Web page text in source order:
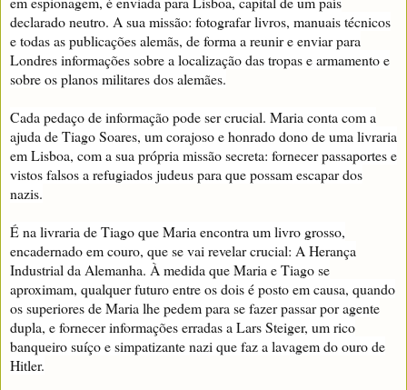
declarado neutro. A sua missão: fotografar livros, manuais técnicos
e todas as publicações alemãs, de forma a reunir e enviar para
Londres informações sobre a localização das tropas e armamento e
sobre os planos militares dos alemães.
Cada pedaço de informação pode ser crucial. Maria conta com a
ajuda de Tiago Soares, um corajoso e honrado dono de uma livraria
em Lisboa, com a sua própria missão secreta: fornecer passaportes e
vistos falsos a refugiados judeus para que possam escapar dos
nazis.
É na livraria de Tiago que Maria encontra um livro grosso,
encadernado em couro, que se vai revelar crucial: A Herança
Industrial da Alemanha. À medida que Maria e Tiago se
aproximam, qualquer futuro entre os dois é posto em causa, quando
os superiores de Maria lhe pedem para se fazer passar por agente
dupla, e fornecer informações erradas a Lars Steiger, um rico
banqueiro suíço e simpatizante nazi que faz a lavagem do ouro de
Hitler.